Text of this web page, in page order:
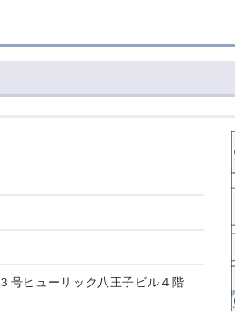
号ヒューリック八王子ビル４階